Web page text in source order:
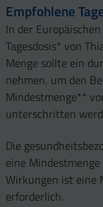
Empfohlene
In der
Tagesdosis* von
Menge sollte ein
nehmen, um den
Mindestmenge**
unterschritten
Die
eine
Wirkungen ist eine
erforderlich.